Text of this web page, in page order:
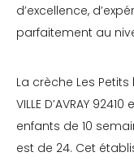
d’excellence,
parfaitement au
La crèche Les Petits
VILLE D’AVRAY
enfants de 10
est de 24. Cet